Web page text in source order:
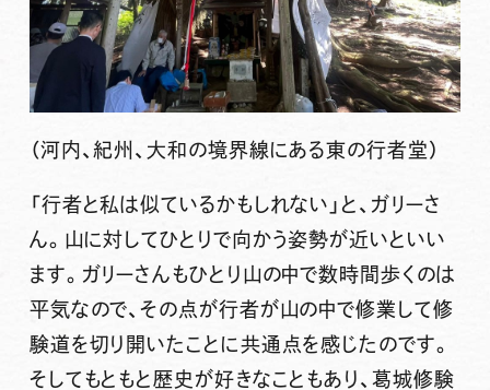
（河内、紀州、大和の境界線にある東の行者堂）
「行者と私は似ているかもしれない」と、ガリーさ
ん。山に対してひとりで向かう姿勢が近いといい
ます。ガリーさんもひとり山の中で数時間歩くのは
平気なので、その点が行者が山の中で修業して修
験道を切り開いたことに共通点を感じたのです。
そしてもともと歴史が好きなこともあり、葛城修験